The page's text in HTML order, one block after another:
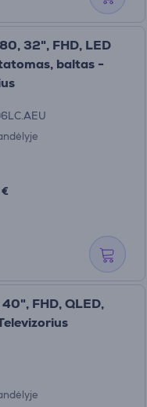
32", FHD, LED
baltas -
FHD, QLED,